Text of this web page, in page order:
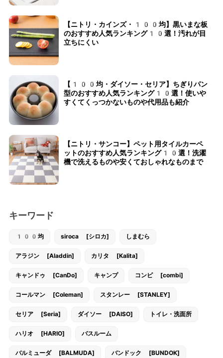
【ニトリ・カインズ・100均】黒いまな板
のおすすめ人気ランキング10選！汚れが目
立ちにくい
【100均・ダイソー・セリア】ちぎりパン
型のおすすめ人気ランキング10選！使いや
すくてくっつかないものや代用品も紹介
【ニトリ・サンコー】ペット用タイルカーペ
ットのおすすめ人気ランキング10選！洗濯
機で洗えるものや安くておしゃれなものまで
キーワード
100均 siroca [シロカ] しまむら
アラジン [Aladdin] カリタ [Kalita]
キャンドゥ [CanDo] キャンプ コンビ [combi]
コールマン [Coleman] スタンレー [STANLEY]
セリア [Seria] ダイソー [DAISO] トイレ・洗面所
ハリオ [HARIO] バスルーム
バルミューダ [BALMUDA] バンドック [BUNDOK]